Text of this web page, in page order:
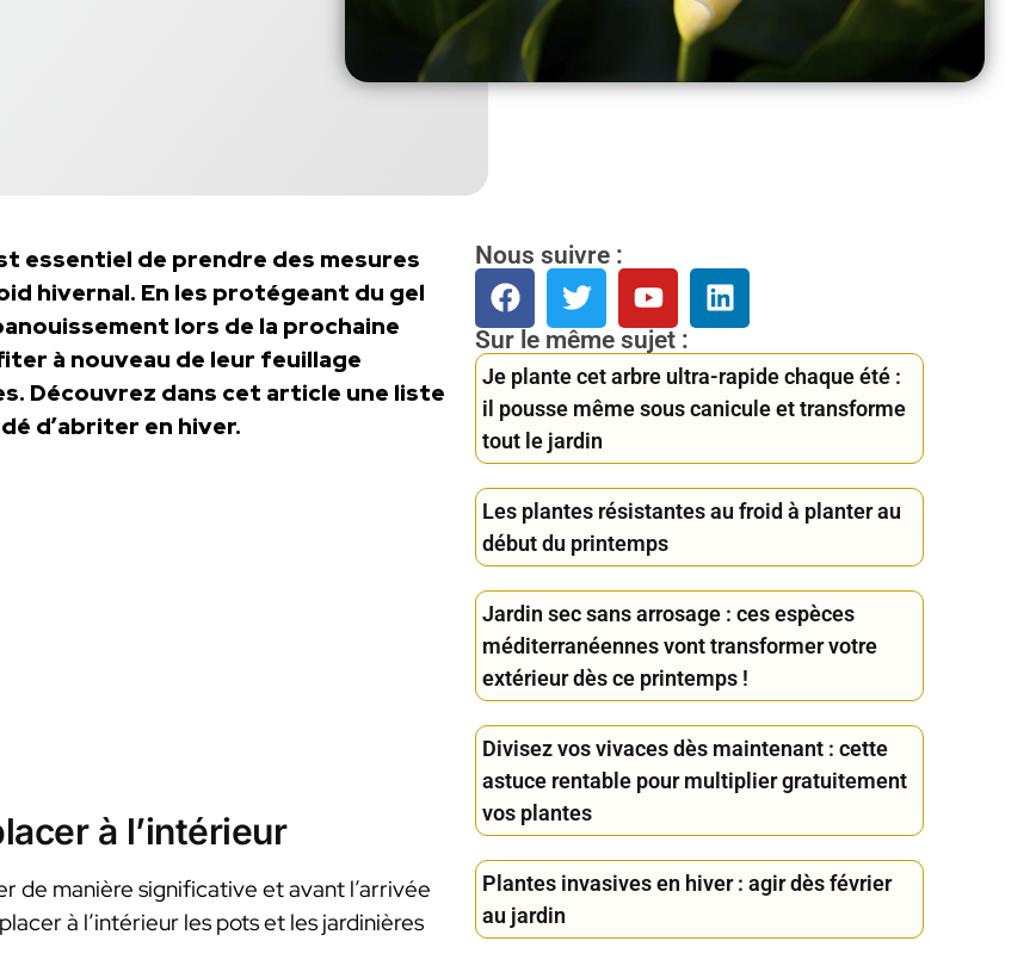
essentiel de prendre des mesures
hivernal. En les protégeant du gel
lors de la prochaine
à nouveau de leur feuillage
Découvrez dans cet article une liste
d’abriter en hiver.
à l’intérieur
de manière significative et avant l’arrivée
à l’intérieur les pots et les jardinières
Nous suivre :
Sur le même sujet :
Je plante cet arbre ultra-rapide chaque été :
il pousse même sous canicule et transforme
tout le jardin
Les plantes résistantes au froid à planter au
début du printemps
Jardin sec sans arrosage : ces espèces
méditerranéennes vont transformer votre
extérieur dès ce printemps !
Divisez vos vivaces dès maintenant : cette
astuce rentable pour multiplier gratuitement
vos plantes
Plantes invasives en hiver : agir dès février
au jardin